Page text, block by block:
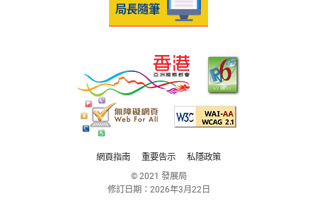
網頁指南 重要告示
私隱政策
© 2021 發展局
修訂日期： 2026年3月22日